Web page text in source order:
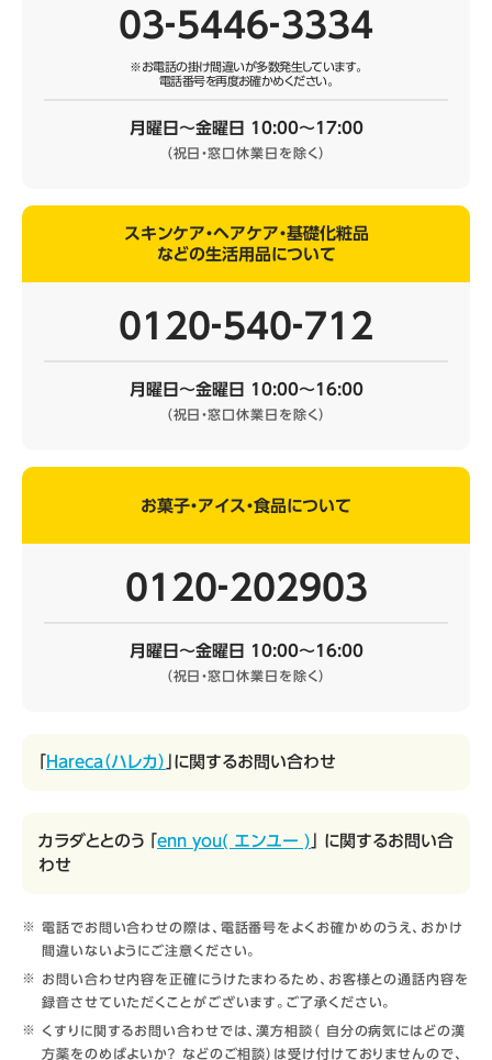
03‐5446‐3334
※お電話の掛け間違いが多数発生しています。
電話番号を再度お確かめください。
月曜日～金曜日 10:00～17:00
（祝日・窓口休業日を除く）
スキンケア・ヘアケア・基礎化粧品
などの生活用品について
0120‐540‐712
月曜日～金曜日 10:00～16:00
（祝日・窓口休業日を除く）
お菓子・アイス・食品について
0120‐202903
月曜日～金曜日 10:00～16:00
（祝日・窓口休業日を除く）
Hareca（ハレカ） 」に関するお問い合わせ
カラダととのう 「 enn you( エンユー ) 」 に関するお問い合
わせ
電話でお問い合わせの際は、電話番号をよくお確かめのうえ、おかけ
間違いないようにご注意ください。
お問い合わせ内容を正確にうけたまわるため、お客様との通話内容を
録音させていただくことがございます。ご了承ください。
くすりに関するお問い合わせでは、漢方相談（ 自分の病気にはどの漢
方薬をのめばよいか？ などのご相談）は受け付けておりませんので、